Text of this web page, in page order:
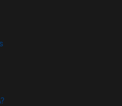
ventana)
(abre en nueva ventana)
en nueva ventana)